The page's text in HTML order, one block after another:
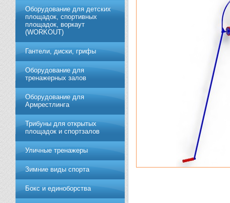
Оборудование для детских
площадок, спортивных
площадок, воркаут
(WORKOUT)
Гантели, диски, грифы
Обoрудoвание для
трeнажерных залoв
Оборудование для
Армрестлинга
Трибуны для открытых
площадок и спортзалов
Уличные тренажеры
Зимние виды спорта
Бокс и единоборства